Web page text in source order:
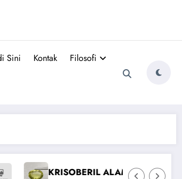
Sini Kontak Filosofi
Colombia vs Zambia